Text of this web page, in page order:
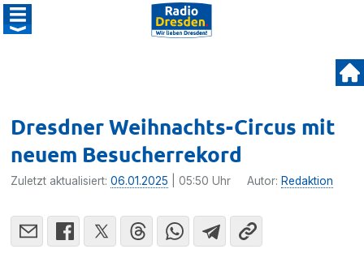
Dresdner Weihnachts-Circus mit
neuem Besucherrekord
Zuletzt aktualisiert:06.01.2025 | 05:50 Uhr Autor: Redaktion